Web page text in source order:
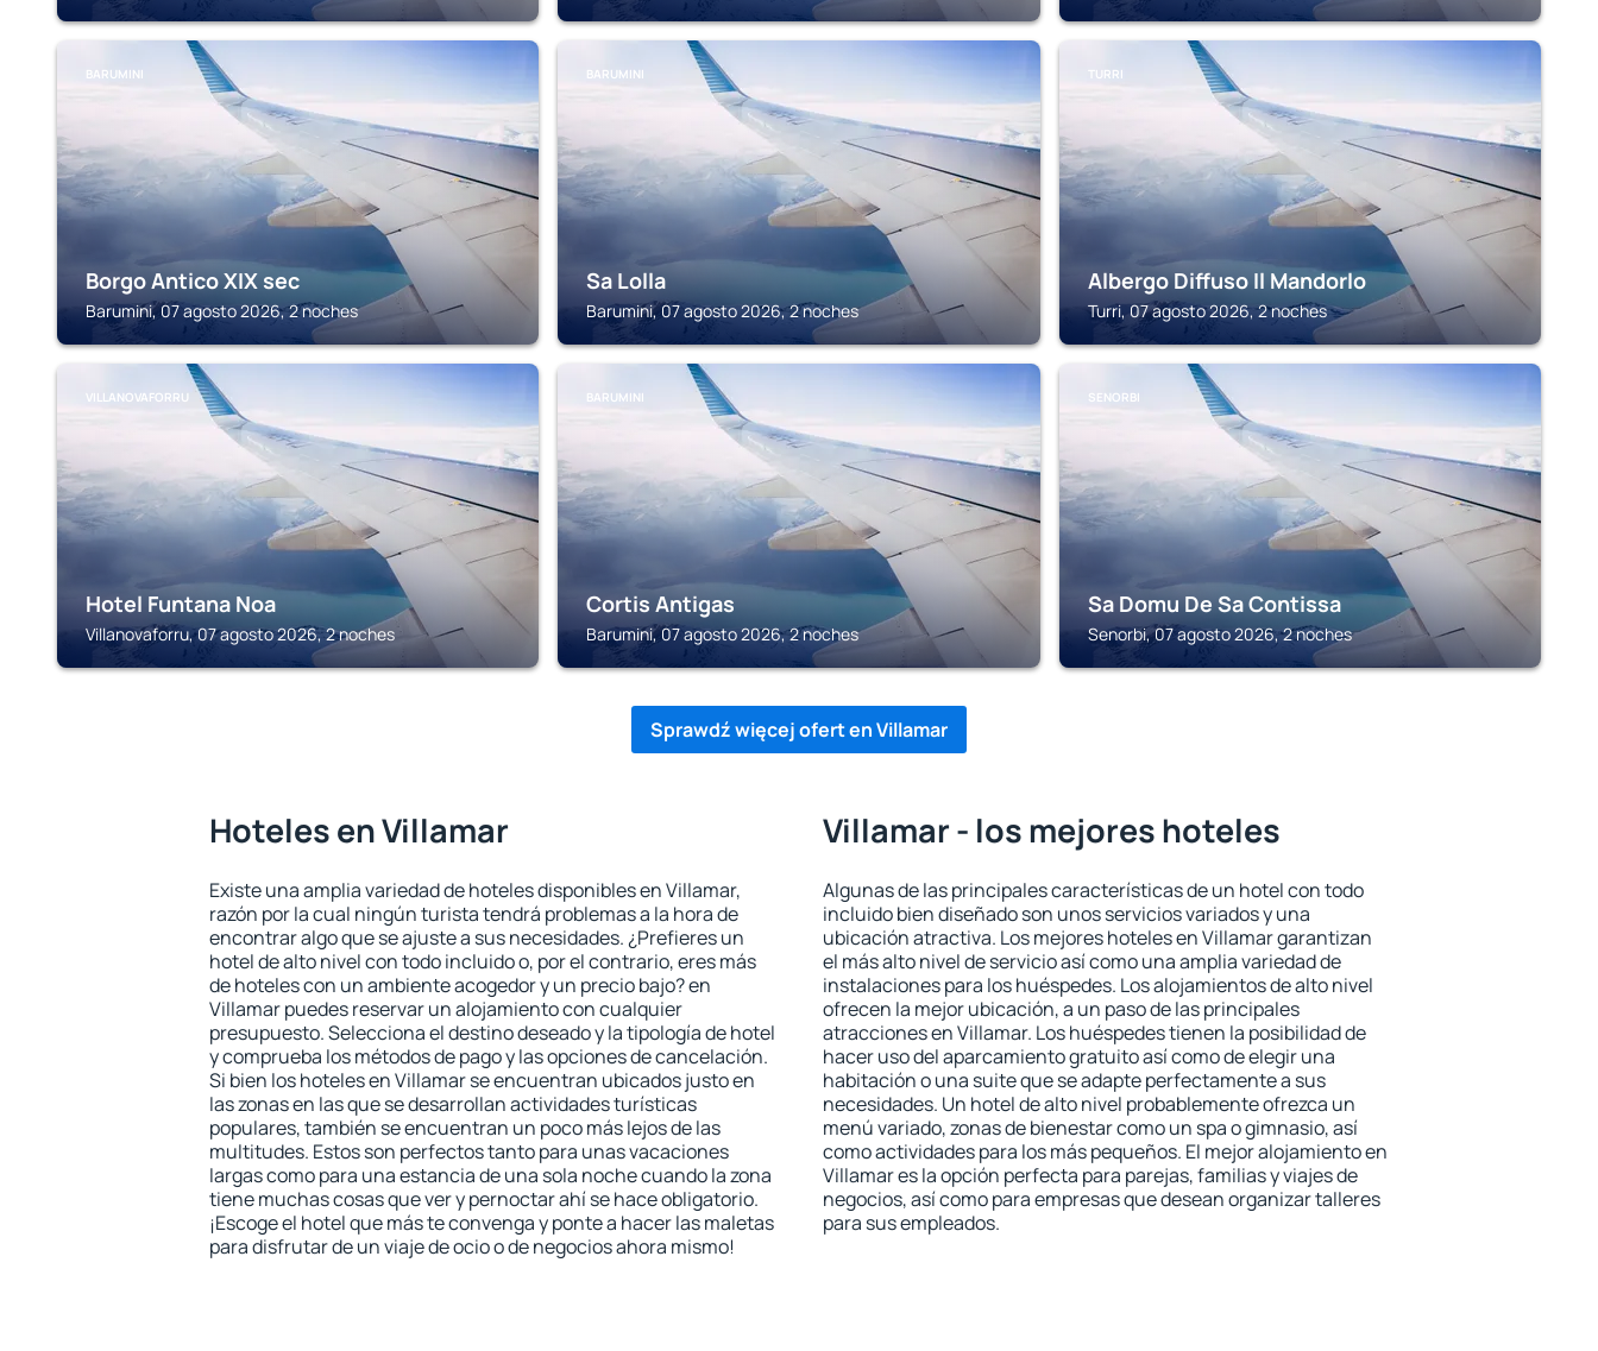
BARUMINI
Borgo Antico XIX sec
Barumini, 07 agosto 2026, 2 noches
BARUMINI
Sa Lolla
Barumini, 07 agosto 2026, 2 noches
TURRI
Albergo Diffuso Il Mandorlo
Turri, 07 agosto 2026, 2 noches
VILLANOVAFORRU
Hotel Funtana Noa
Villanovaforru, 07 agosto 2026, 2 noches
BARUMINI
Cortis Antigas
Barumini, 07 agosto 2026, 2 noches
SENORBI
Sa Domu De Sa Contissa
Senorbi, 07 agosto 2026, 2 noches
Sprawdź więcej ofert en Villamar
Hoteles en Villamar
Existe una amplia variedad de hoteles disponibles en Villamar,
razón por la cual ningún turista tendrá problemas a la hora de
encontrar algo que se ajuste a sus necesidades. ¿Prefieres un
hotel de alto nivel con todo incluido o, por el contrario, eres más
de hoteles con un ambiente acogedor y un precio bajo? en
Villamar puedes reservar un alojamiento con cualquier
presupuesto. Selecciona el destino deseado y la tipología de hotel
y comprueba los métodos de pago y las opciones de cancelación.
Si bien los hoteles en Villamar se encuentran ubicados justo en
las zonas en las que se desarrollan actividades turísticas
populares, también se encuentran un poco más lejos de las
multitudes. Estos son perfectos tanto para unas vacaciones
largas como para una estancia de una sola noche cuando la zona
tiene muchas cosas que ver y pernoctar ahí se hace obligatorio.
¡Escoge el hotel que más te convenga y ponte a hacer las maletas
para disfrutar de un viaje de ocio o de negocios ahora mismo!
Villamar - los mejores hoteles
Algunas de las principales características de un hotel con todo
incluido bien diseñado son unos servicios variados y una
ubicación atractiva. Los mejores hoteles en Villamar garantizan
el más alto nivel de servicio así como una amplia variedad de
instalaciones para los huéspedes. Los alojamientos de alto nivel
ofrecen la mejor ubicación, a un paso de las principales
atracciones en Villamar. Los huéspedes tienen la posibilidad de
hacer uso del aparcamiento gratuito así como de elegir una
habitación o una suite que se adapte perfectamente a sus
necesidades. Un hotel de alto nivel probablemente ofrezca un
menú variado, zonas de bienestar como un spa o gimnasio, así
como actividades para los más pequeños. El mejor alojamiento en
Villamar es la opción perfecta para parejas, familias y viajes de
negocios, así como para empresas que desean organizar talleres
para sus empleados.